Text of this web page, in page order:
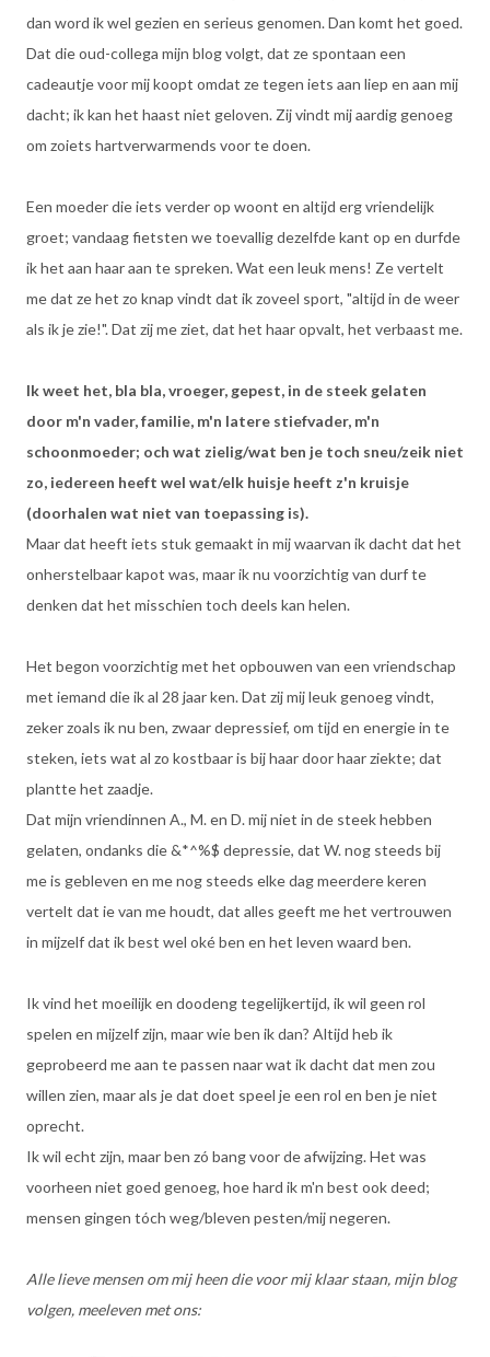
dan word ik wel gezien en serieus genomen. Dan komt het goed.
Dat die oud-collega mijn blog volgt, dat ze spontaan een
cadeautje voor mij koopt omdat ze tegen iets aan liep en aan mij
dacht; ik kan het haast niet geloven. Zij vindt mij aardig genoeg
om zoiets hartverwarmends voor te doen.
Een moeder die iets verder op woont en altijd erg vriendelijk
groet; vandaag fietsten we toevallig dezelfde kant op en durfde
ik het aan haar aan te spreken. Wat een leuk mens! Ze vertelt
me dat ze het zo knap vindt dat ik zoveel sport, "altijd in de weer
als ik je zie!". Dat zij me ziet, dat het haar opvalt, het verbaast me.
Ik weet het, bla bla, vroeger, gepest, in de steek gelaten
door m'n vader, familie, m'n latere stiefvader, m'n
schoonmoeder; och wat zielig/wat ben je toch sneu/zeik niet
zo, iedereen heeft wel wat/elk huisje heeft z'n kruisje
(doorhalen wat niet van toepassing is).
Maar dat heeft iets stuk gemaakt in mij waarvan ik dacht dat het
onherstelbaar kapot was, maar ik nu voorzichtig van durf te
denken dat het misschien toch deels kan helen.
Het begon voorzichtig met het opbouwen van een vriendschap
met iemand die ik al 28 jaar ken. Dat zij mij leuk genoeg vindt,
zeker zoals ik nu ben, zwaar depressief, om tijd en energie in te
steken, iets wat al zo kostbaar is bij haar door haar ziekte; dat
plantte het zaadje.
Dat mijn vriendinnen A., M. en D. mij niet in de steek hebben
gelaten, ondanks die &*^%$ depressie, dat W. nog steeds bij
me is gebleven en me nog steeds elke dag meerdere keren
vertelt dat ie van me houdt, dat alles geeft me het vertrouwen
in mijzelf dat ik best wel oké ben en het leven waard ben.
Ik vind het moeilijk en doodeng tegelijkertijd, ik wil geen rol
spelen en mijzelf zijn, maar wie ben ik dan? Altijd heb ik
geprobeerd me aan te passen naar wat ik dacht dat men zou
willen zien, maar als je dat doet speel je een rol en ben je niet
oprecht.
Ik wil echt zijn, maar ben zó bang voor de afwijzing. Het was
voorheen niet goed genoeg, hoe hard ik m'n best ook deed;
mensen gingen tóch weg/bleven pesten/mij negeren.
Alle lieve mensen om mij heen die voor mij klaar staan, mijn blog
volgen, meeleven met ons: